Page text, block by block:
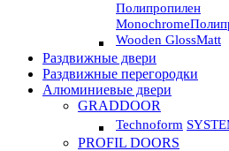
Полипропилен
Monochrome
Wooden GlossMatt
Раздвижные двери
Раздвижные перегородки
Алюминиевые двери
GRADDOOR
Technoform
PROFIL DOORS